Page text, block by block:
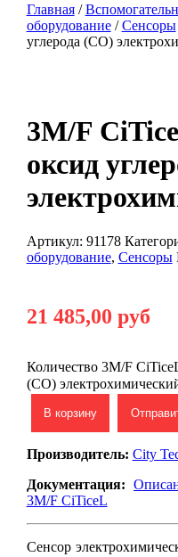
Главная/
оборудование/Сенсоры
углерода (CO)
3M/F
оксид
Артикул: 91178
оборудование, Сенсоры
21 485,00 руб
Количество 3M/F
(CO)
В корзину
Производитель: City
Документация:
3M/F CiTiceL
Сенсор